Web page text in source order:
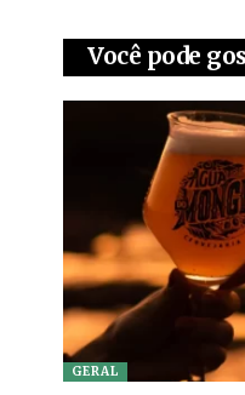
Você pode
GERAL